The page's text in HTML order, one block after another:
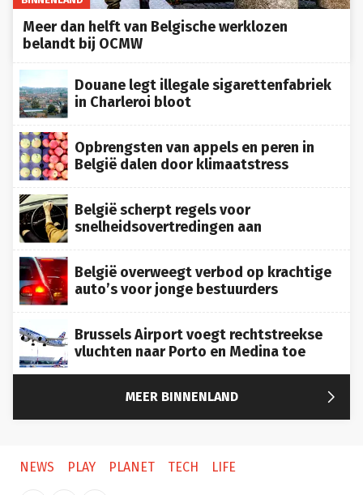
Meer dan helft van Belgische werklozen
belandt bij OCMW
Douane legt illegale sigarettenfabriek
in Charleroi bloot
Opbrengsten van appels en peren in
België dalen door klimaatstress
België scherpt regels voor
snelheidsovertredingen aan
België overweegt verbod op krachtige
auto’s voor jonge bestuurders
Brussels Airport voegt rechtstreekse
vluchten naar Porto en Medina toe
MEER BINNENLAND 
NEWS PLAY PLANET TECH LIFE